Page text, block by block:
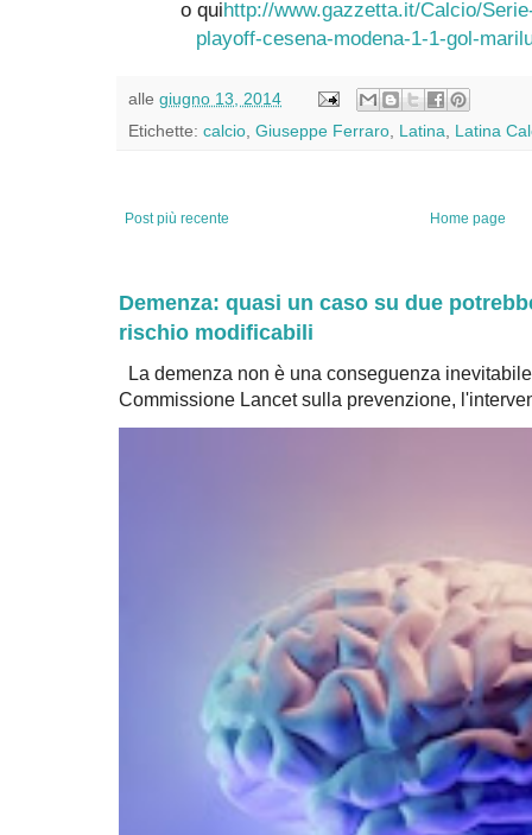
o quihttp://www.gazzetta.it/Calcio/
playoff-cesena-modena-1-1-gol-
alle giugno 13, 2014
Etichette: calcio Giuseppe Ferraro Latina Latina
Post più recente Home page
Demenza: quasi un caso su due
rischio modificabili
La demenza non è una conseguenza
Commissione Lancet sulla prevenzione,